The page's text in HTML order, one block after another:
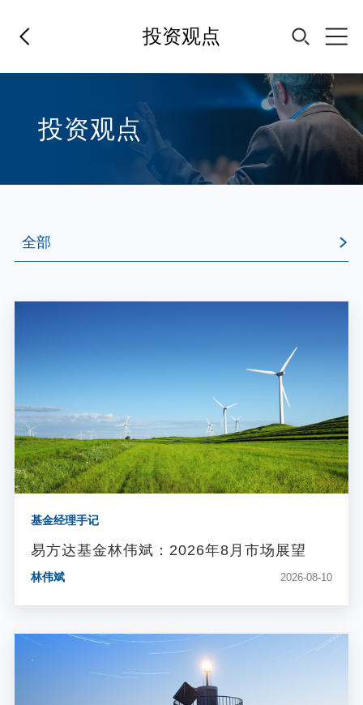
投资观点
指数专区
投资顾问
关于我们
我的账户
客服中心
English
投资观点
全部
基金经理手记
易方达基金林伟斌：2026年8月市场展望
林伟斌 2026-08-10